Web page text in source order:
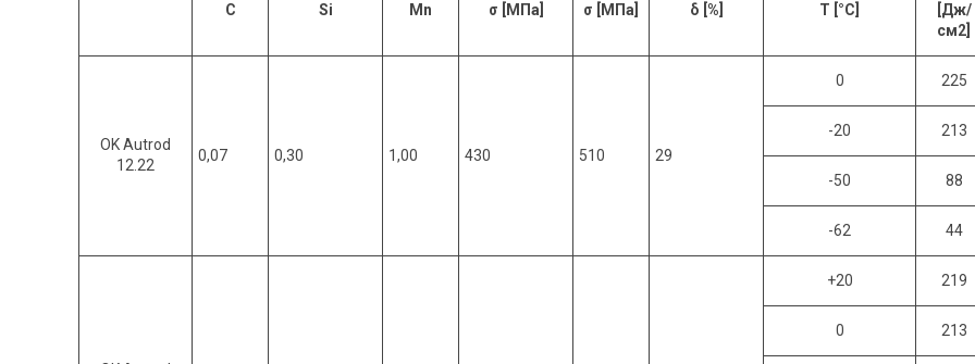
C Si Mn σ [МПа] σ [МПа] δ [%] T [°C]
[Дж/
см2
OK Autrod
12.22
0,07 0,30 1,00 430 510 29
0 225
-20 213
-50 88
-62 44
+20 219
0 213